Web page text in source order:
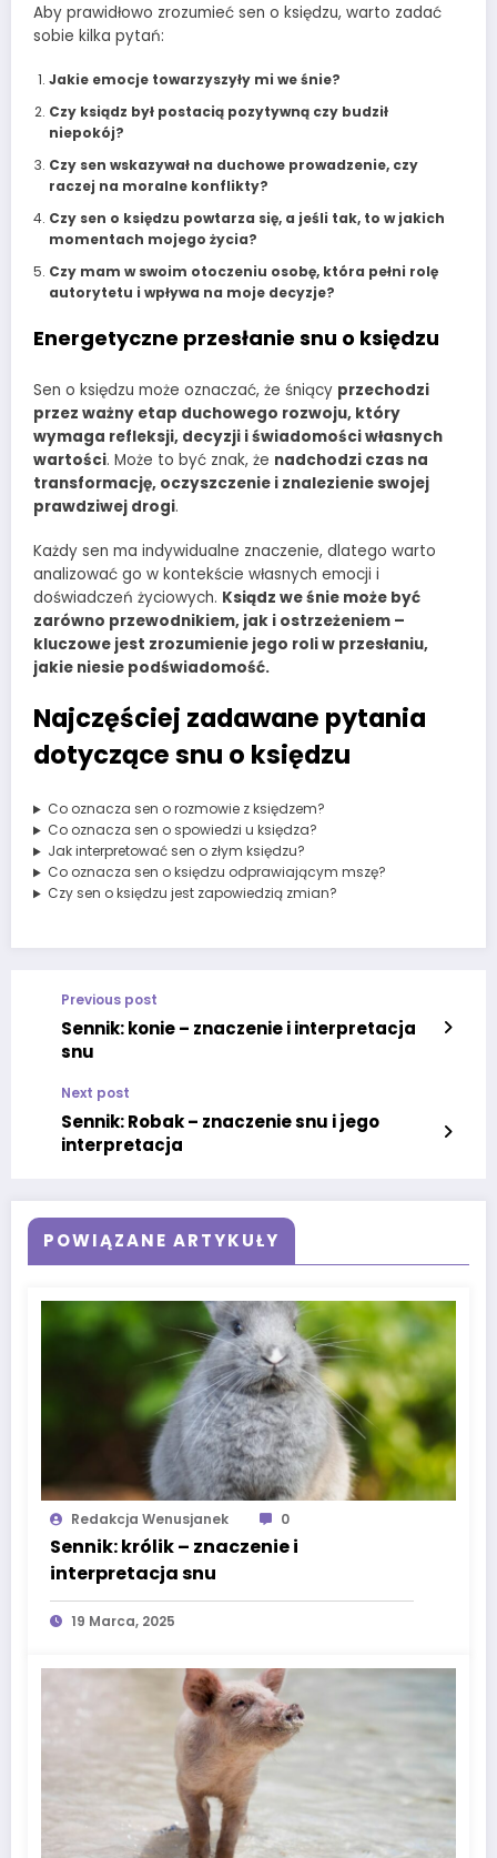
Aby prawidłowo zrozumieć sen o księdzu, warto zadać
sobie kilka pytań:
Jakie emocje towarzyszyły mi we śnie?
Czy ksiądz był postacią pozytywną czy budził
niepokój?
Czy sen wskazywał na duchowe prowadzenie, czy
raczej na moralne konflikty?
Czy sen o księdzu powtarza się, a jeśli tak, to w jakich
momentach mojego życia?
Czy mam w swoim otoczeniu osobę, która pełni rolę
autorytetu i wpływa na moje decyzje?
Energetyczne przesłanie snu o księdzu
Sen o księdzu może oznaczać, że śniący przechodzi
przez ważny etap duchowego rozwoju, który
wymaga refleksji, decyzji i świadomości własnych
wartości. Może to być znak, że nadchodzi czas na
transformację, oczyszczenie i znalezienie swojej
prawdziwej drogi.
Każdy sen ma indywidualne znaczenie, dlatego warto
analizować go w kontekście własnych emocji i
doświadczeń życiowych. Ksiądz we śnie może być
zarówno przewodnikiem, jak i ostrzeżeniem –
kluczowe jest zrozumienie jego roli w przesłaniu,
jakie niesie podświadomość.
Najczęściej zadawane pytania
dotyczące snu o księdzu
Co oznacza sen o rozmowie z księdzem?
Co oznacza sen o spowiedzi u księdza?
Jak interpretować sen o złym księdzu?
Co oznacza sen o księdzu odprawiającym mszę?
Czy sen o księdzu jest zapowiedzią zmian?
Previous post
Sennik: konie – znaczenie i interpretacja
snu
Next post
Sennik: Robak – znaczenie snu i jego
interpretacja
POWIĄZANE ARTYKUŁY
Redakcja Wenusjanek 0
Sennik: królik – znaczenie i
interpretacja snu
19 Marca, 2025